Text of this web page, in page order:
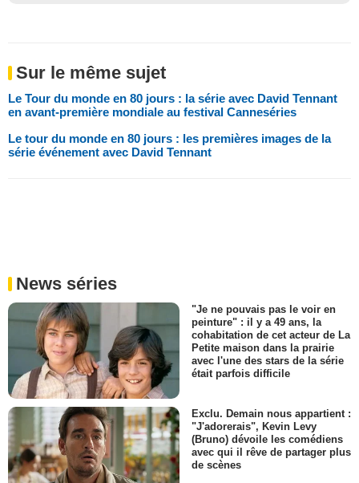
Sur le même sujet
Le Tour du monde en 80 jours : la série avec David Tennant
en avant-première mondiale au festival Canneséries
Le tour du monde en 80 jours : les premières images de la
série événement avec David Tennant
News séries
"Je ne pouvais pas le voir en
peinture" : il y a 49 ans, la
cohabitation de cet acteur de La
Petite maison dans la prairie
avec l'une des stars de la série
était parfois difficile
Exclu. Demain nous appartient :
"J'adorerais", Kevin Levy
(Bruno) dévoile les comédiens
avec qui il rêve de partager plus
de scènes